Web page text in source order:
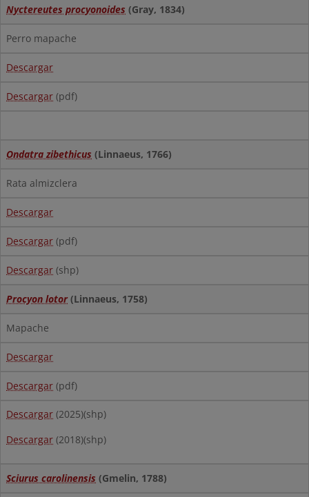
Nyctereutes procyonoides (Gray, 1834)
Perro mapache
Descargar
Descargar (pdf)
Ondatra zibethicus (Linnaeus, 1766)
Rata almizclera
Descargar
Descargar (pdf)
Descargar (shp)
Procyon lotor(Linnaeus, 1758)
Mapache
Descargar
Descargar (pdf)
Descargar (2025)(shp)
Descargar (2018)(shp)
Sciurus carolinensis (Gmelin, 1788)